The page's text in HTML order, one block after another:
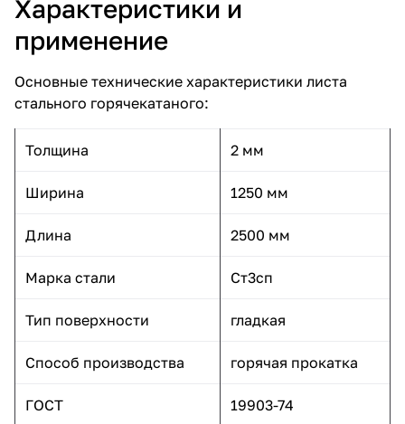
Характеристики и
применение
Основные технические характеристики листа
стального горячекатаного:
Толщина 2 мм
Ширина 1250 мм
Длина 2500 мм
Марка стали Ст3сп
Тип поверхности гладкая
Способ производства горячая прокатка
ГОСТ 19903-74